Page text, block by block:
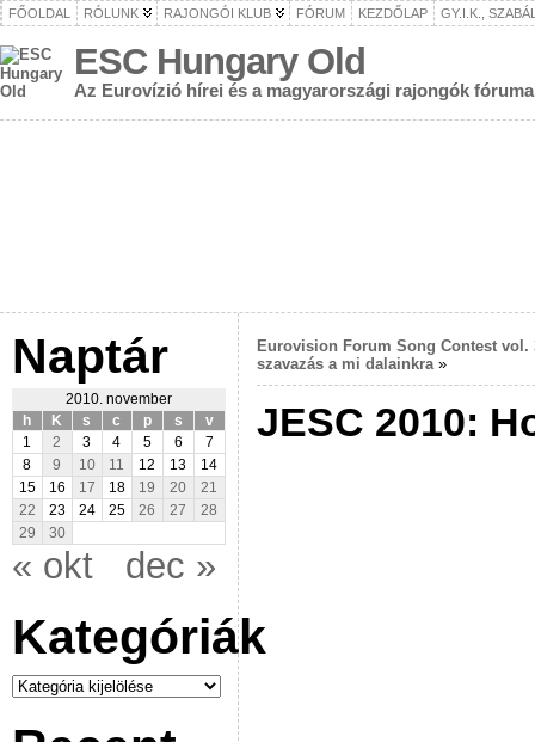
FŐOLDAL RÓLUNK RAJONGÓI KLUB FÓRUM KEZDŐLAP GY.I.K.,
ESC Hungary Old
Az Eurovízió hírei és a magyarországi rajongók fóruma
Naptár
2010. november
h
K s c p s
v
1
2 3 4 5 6
7
8
9 10 11 12 13
14
15
16 17 18 19 20
21
22
23 24 25 26 27
28
29
30
« okt dec »
Kategóriák
Kategóriák
Eurovision Forum Song Contest vol.
szavazás a mi dalainkra»
JESC 2010: